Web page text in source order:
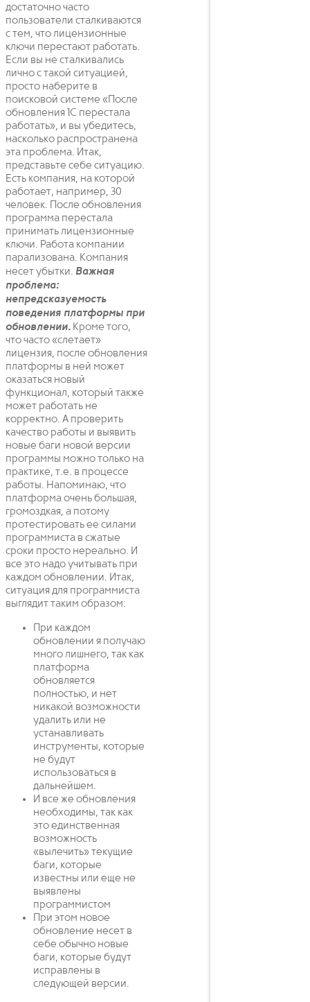
достаточно часто
пользователи сталкиваются
с тем, что лицензионные
ключи перестают работать.
Если вы не сталкивались
лично с такой ситуацией,
просто наберите в
поисковой системе «После
обновления 1С перестала
работать», и вы убедитесь,
насколько распространена
эта проблема. Итак,
представьте себе ситуацию.
Есть компания, на которой
работает, например, 30
человек. После обновления
программа перестала
принимать лицензионные
ключи. Работа компании
парализована. Компания
несет убытки. Важная
проблема:
непредсказуемость
поведения платформы при
обновлении. Кроме того,
что часто «слетает»
лицензия, после обновления
платформы в ней может
оказаться новый
функционал, который также
может работать не
корректно. А проверить
качество работы и выявить
новые баги новой версии
программы можно только на
практике, т.е. в процессе
работы. Напоминаю, что
платформа очень большая,
громоздкая, а потому
протестировать ее силами
программиста в сжатые
сроки просто нереально. И
все это надо учитывать при
каждом обновлении. Итак,
ситуация для программиста
выглядит таким образом:
При каждом
обновлении я получаю
много лишнего, так как
платформа
обновляется
полностью, и нет
никакой возможности
удалить или не
устанавливать
инструменты, которые
не будут
использоваться в
дальнейшем.
И все же обновления
необходимы, так как
это единственная
возможность
«вылечить» текущие
баги, которые
известны или еще не
выявлены
программистом
При этом новое
обновление несет в
себе обычно новые
баги, которые будут
исправлены в
следующей версии.